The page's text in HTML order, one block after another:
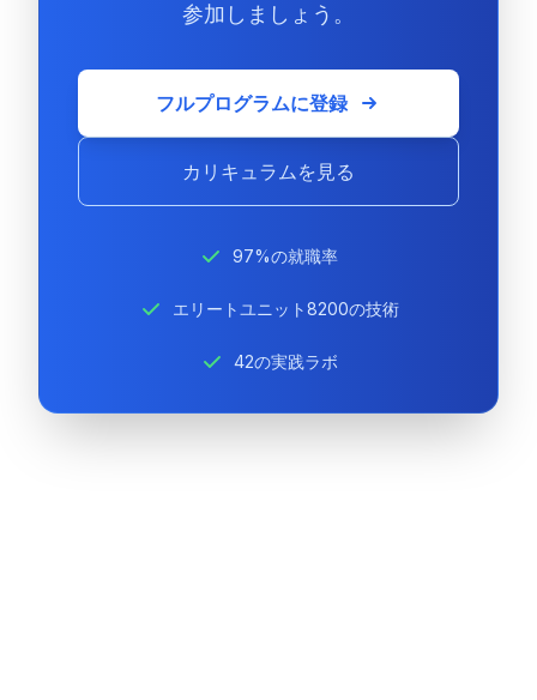
参加しましょう。
フルプログラムに登録
カリキュラムを見る
97%の就職率
エリートユニット8200の技術
42の実践ラボ